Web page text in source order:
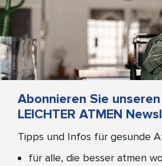
Abonnieren Sie unseren
LEICHTER ATMEN
Tipps und Infos für gesunde
für alle, die besser atmen